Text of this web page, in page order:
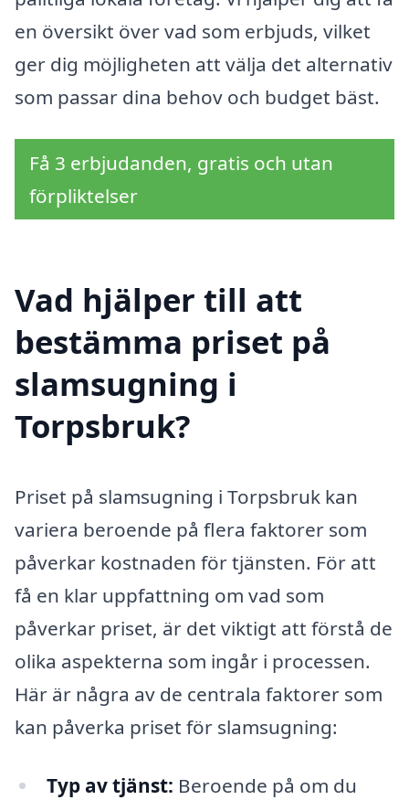
en översikt över vad som erbjuds, vilket
ger dig möjligheten att välja det alternativ
som passar dina behov och budget bäst.
Få 3 erbjudanden, gratis och utan
förpliktelser
Vad hjälper till att
bestämma priset på
slamsugning i
Torpsbruk?
Priset på slamsugning i Torpsbruk kan
variera beroende på flera faktorer som
påverkar kostnaden för tjänsten. För att
få en klar uppfattning om vad som
påverkar priset, är det viktigt att förstå de
olika aspekterna som ingår i processen.
Här är några av de centrala faktorer som
kan påverka priset för slamsugning:
Typ av tjänst: Beroende på om du